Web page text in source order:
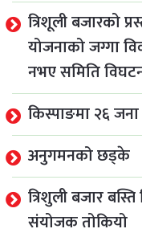
त्रिशूली बजारको
योजनाको जग्गा
नभए समिति
किस्पाङमा २६
अनुगमनको छड्के
त्रिशुली बजार
संयोजक तोकियो